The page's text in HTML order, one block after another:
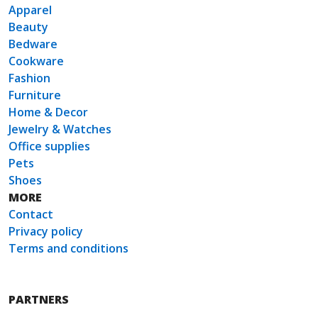
Apparel
Beauty
Bedware
Cookware
Fashion
Furniture
Home & Decor
Jewelry & Watches
Office supplies
Pets
Shoes
MORE
Contact
Privacy policy
Terms and conditions
PARTNERS